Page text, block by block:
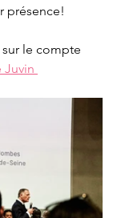
présence!
sur le compte
Juvin